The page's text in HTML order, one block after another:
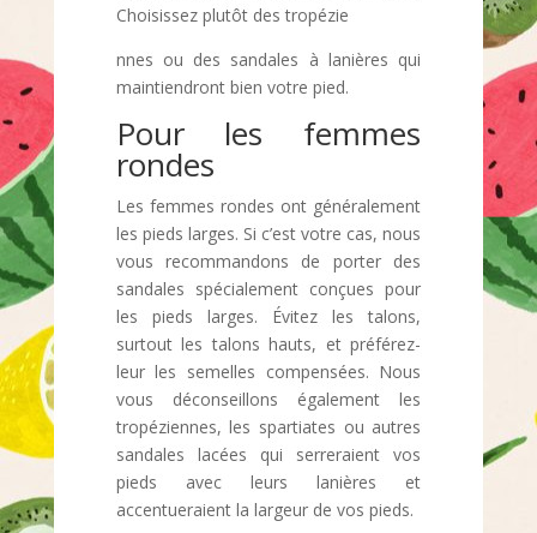
Choisissez plutôt des tropézie
nnes ou des sandales à lanières qui
maintiendront bien votre pied.
Pour les femmes
rondes
Les femmes rondes ont généralement
les pieds larges. Si c’est votre cas, nous
vous recommandons de porter des
sandales spécialement conçues pour
les pieds larges. Évitez les talons,
surtout les talons hauts, et préférez-
leur les semelles compensées. Nous
vous déconseillons également les
tropéziennes, les spartiates ou autres
sandales lacées qui serreraient vos
pieds avec leurs lanières et
accentueraient la largeur de vos pieds.